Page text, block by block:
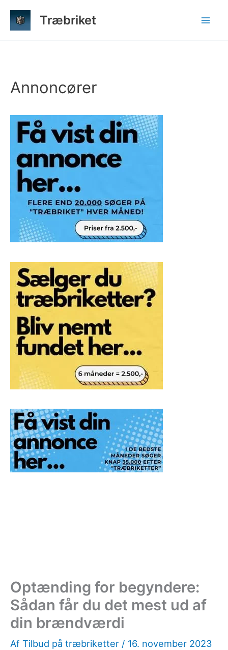
Træbriket
Annoncører
Optænding for begyndere:
Sådan får du det mest ud af
din brændværdi
Af Tilbud på træbriketter / 16. november 2023